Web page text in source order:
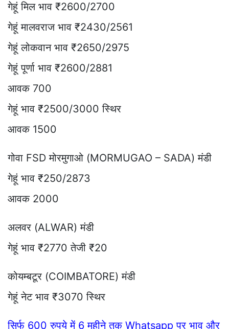
गेहूं मिल भाव ₹2600/2700
गेहूं मालवराज भाव ₹2430/2561
गेहूं लोकवान भाव ₹2650/2975
गेहूं पूर्णा भाव ₹2600/2881
आवक 700
गेहूं भाव ₹2500/3000 स्थिर
आवक 1500
गोवा FSD मोरमुगाओ (MORMUGAO – SADA) मंडी
गेहूं भाव ₹250/2873
आवक 2000
अलवर (ALWAR) मंडी
गेहूं भाव ₹2770 तेजी ₹20
कोयम्बटूर (COIMBATORE) मंडी
गेहूं नेट भाव ₹3070 स्थिर
सिर्फ 600 रुपये में 6 महीने तक Whatsapp पर भाव और